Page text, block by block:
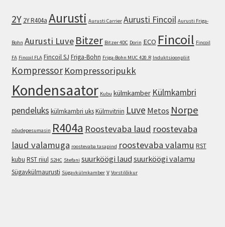
2Y 2Y R404a Aurusti Aurusti Carrier Aurusti Fincoil Aurusti Friga-
Bohn Aurusti Luve Bitzer Bitzer 4DC Dorin ECO Fincoil Fincoil
FA Fincoil FLA Fincoil SJ Friga-Bohn Friga-Bohn MUC 420.R Induktsioonpliit
Kompressor Kompressoripukk
Kondensaator Kubu külmkamber Külmkambri
pendeluks külmkambri uksKülmvitriin Luve Metos Norpe
nõudepesumasin R404a Roostevaba laud roostevaba
laud valamuga roostevaba tasapind roostevaba valamu RST
kubu RST riiul S2HC Stefani suurköögi laud suurköögi valamu
Sügavkülmaurusti Sügavkülmkamber v Vorstilõikur